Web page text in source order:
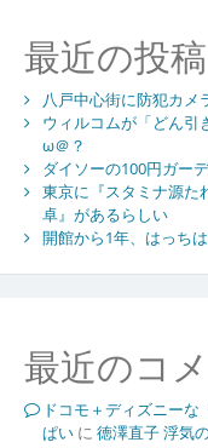
最近の投稿
八戸中心街に防犯カメ
ウィルコムが「どん
ω＠？
ダイソーの100円ガー
東京に『スタミナ源た
卓』があるらしい
開館から1年、はっち
最近のコ
ドコモ＋ディズニー
ぱいに 徳澤直子 浮気